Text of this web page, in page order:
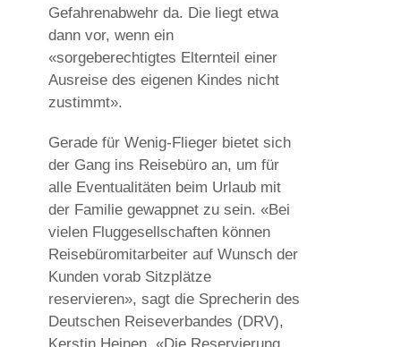
Gefahrenabwehr da. Die liegt etwa
dann vor, wenn ein
«sorgeberechtigtes Elternteil einer
Ausreise des eigenen Kindes nicht
zustimmt».
Gerade für Wenig-Flieger bietet sich
der Gang ins Reisebüro an, um für
alle Eventualitäten beim Urlaub mit
der Familie gewappnet zu sein. «Bei
vielen Fluggesellschaften können
Reisebüromitarbeiter auf Wunsch der
Kunden vorab Sitzplätze
reservieren», sagt die Sprecherin des
Deutschen Reiseverbandes (DRV),